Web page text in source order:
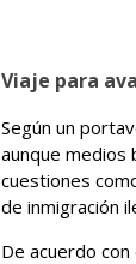
Viaje para
Según un
aunque medios
cuestiones
de inmigración
De acuerdo